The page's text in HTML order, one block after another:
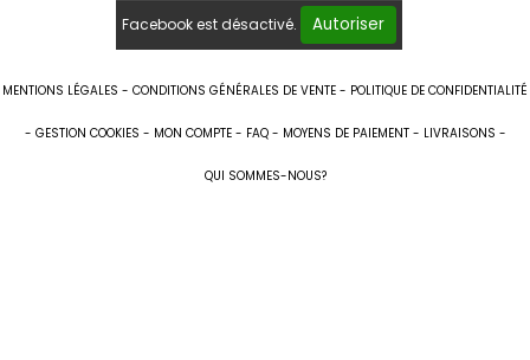
Facebook est désactivé. Autoriser
MENTIONS LÉGALES CONDITIONS GÉNÉRALES DE VENTE POLITIQUE DE CONFIDENTIALITÉ
GESTION COOKIES MON COMPTE FAQ MOYENS DE PAIEMENT LIVRAISONS
QUI SOMMES-NOUS?